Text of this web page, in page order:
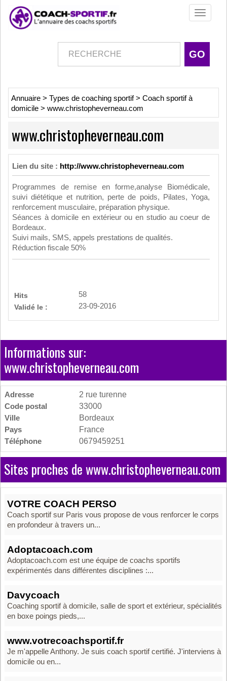
Toggle
Annuaire > Types de coaching sportif> Coach sportif à
domicile > www.christopheverneau.com
www.christopheverneau.com
Lien du site : http://www.christopheverneau.com
Programmes de remise en forme,analyse Biomédicale,
suivi diététique et nutrition, perte de poids, Pilates, Yoga,
renforcement musculaire, préparation physique.
Séances à domicile en extérieur ou en studio au coeur de
Bordeaux.
Suivi mails, SMS, appels prestations de qualités.
Réduction fiscale 50%
Hits
58
Validé le :
23-09-2016
Informations sur:
www.christopheverneau.com
Adresse
2 rue turenne
Code postal
33000
Ville
Bordeaux
Pays
France
Téléphone
0679459251
Sites proches de www.christopheverneau.com
VOTRE COACH PERSO
Coach sportif sur Paris vous propose de vous renforcer le corps
en profondeur à travers un...
Adoptacoach.com
Adoptacoach.com est une équipe de coachs sportifs
expérimentés dans différentes disciplines :...
Davycoach
Coaching sportif à domicile, salle de sport et extérieur, spécialités
en boxe poings pieds,...
www.votrecoachsportif.fr
Je m'appelle Anthony. Je suis coach sportif certifié. J'interviens à
domicile ou en...